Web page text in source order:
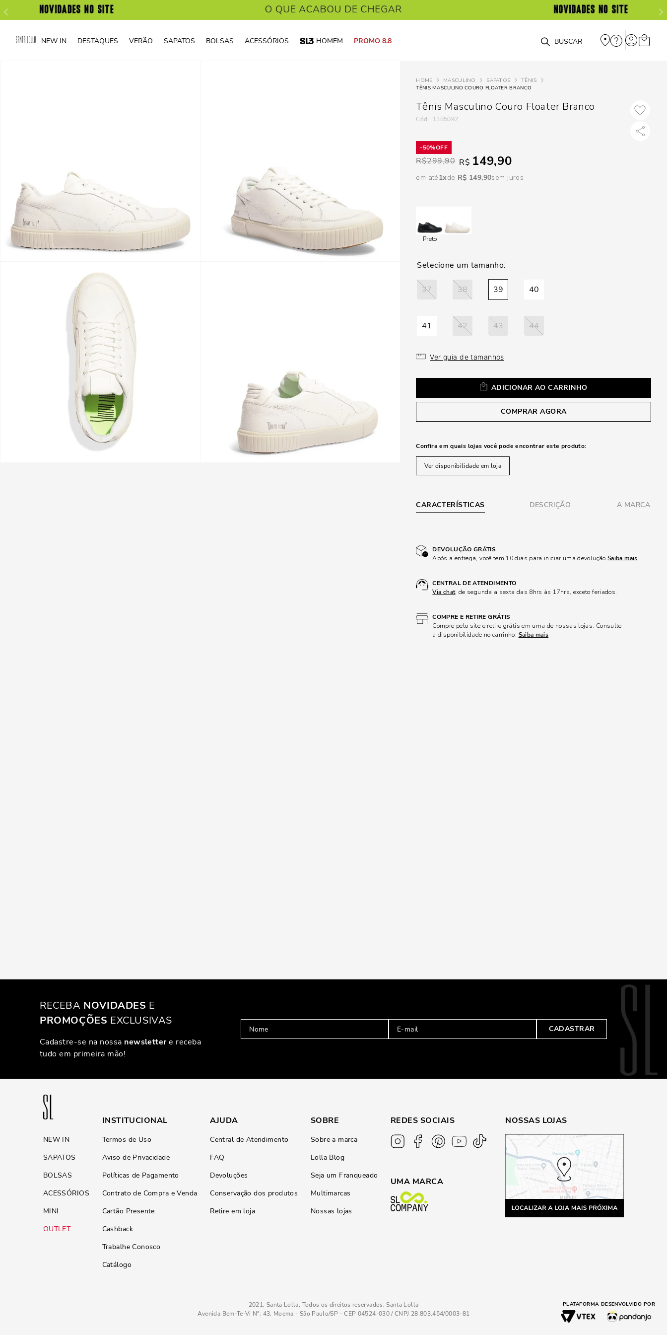
NEW IN DESTAQUES VERÃO SAPATOS BOLSAS ACESSÓRIOS HOMEM PROMO 8.8 O que você está procurando?
MASCULINO SAPATOS
TÊNIS
TÊNIS MASCULINO COURO FLOATER BRANCO
Tênis Masculino Couro Floater Branco
: 1385092
50%
R$299,90 R$ 149,90
em até1 R$ 149,90sem juros
Preto
37 38 39 40
41 42 43 44
Ver guia de tamanhos
ADICIONAR AO CARRINHO
COMPRAR AGORA
Confira em quais lojas você pode encontrar este produto:
Ver disponibilidade em loja
CARACTERÍSTICAS DESCRIÇÃO A MARCA
DEVOLUÇÃO GRÁTIS
Após a entrega, você tem 10 dias para iniciar uma devolução Saiba mais
CENTRAL DE ATENDIMENTO
Via chat, de segunda a sexta das 8hrs às 17hrs, exceto feriados.
COMPRE E RETIRE GRÁTIS
Compre pelo site e retire grátis em uma de nossas lojas. Consulte
a disponibilidade no carrinho. Saiba mais
RECEBA NOVIDADES E
PROMOÇÕES EXCLUSIVAS
Cadastre-se na nossa newslettere receba
tudo em primeira mão!
CADASTRAR
NEW IN
SAPATOS
BOLSAS
ACESSÓRIOS
MINI
OUTLET
INSTITUCIONAL
Termos de Uso
Aviso de Privacidade
Políticas de Pagamento
Contrato de Compra e Venda
Cartão Presente
Cashback
Trabalhe Conosco
Catálogo
AJUDA
Central de Atendimento
FAQ
Devoluções
Conservação dos produtos
Retire em loja
SOBRE
Sobre a marca
Lolla Blog
Seja um Franqueado
Multimarcas
Nossas lojas
REDES SOCIAIS
UMA MARCA
NOSSAS LOJAS
2021, Santa Lolla, Todos os direitos reservados, Santa Lolla
Avenida Bem-Te-Vi N°: 43, Moema - São Paulo/SP - CEP 04524-030 / CNPJ 28.803.454/0003-81
PLATAFORMA DESENVOLVIDO POR